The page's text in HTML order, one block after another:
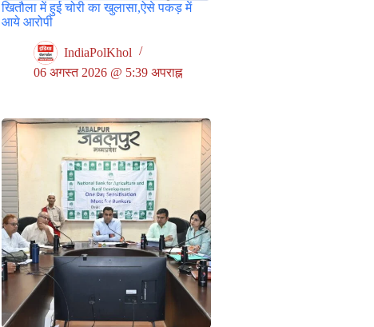
खितौला में हुई चोरी का खुलासा,ऐसे पकड़ में
आये आरोपी
IndiaPolKhol
06 अगस्त 2026 @ 5:39 अपराह्न